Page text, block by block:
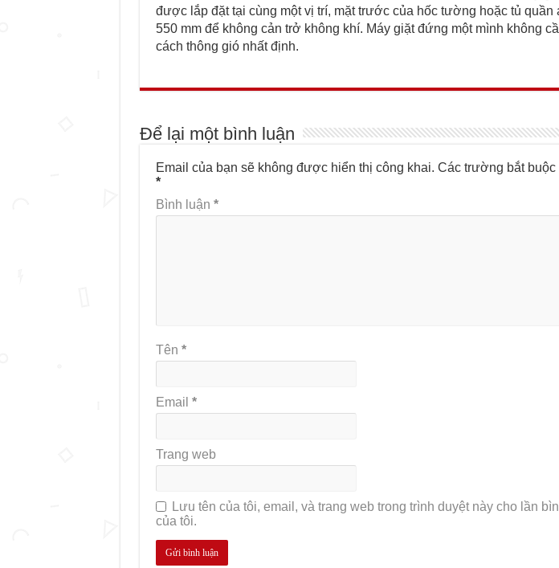
được lắp đặt tại cùng một vị trí, mặt trước của hốc tường hoặc tủ quần
550 mm để không cản trở không khí. Máy giặt đứng một mình không
cách thông gió nhất định.
Để lại một bình luận
Email của bạn sẽ không được hiển thị công khai. Các trường bắt
*
Bình luận *
Tên *
Email *
Trang web
Lưu tên của tôi, email, và trang web trong trình duyệt này cho lần
của tôi.